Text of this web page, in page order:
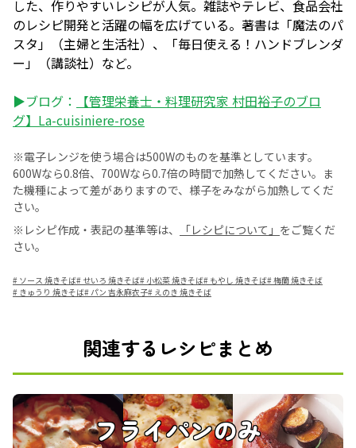
した、作りやすいレシピが人気。雑誌やテレビ、食品会社
のレシピ開発と活躍の幅を広げている。著書は「魔法のパ
スタ」（主婦と生活社）、「毎日使える！ハンドブレンダ
ー」（講談社）など。
▶ブログ：
【管理栄養士・料理研究家 村田裕子のブロ
グ】La-cuisiniere-rose
※電子レンジを使う場合は500Wのものを基準としています。
600Wなら0.8倍、700Wなら0.7倍の時間で加熱してください。ま
た機種によって差がありますので、様子をみながら加熱してくだ
さい。
※レシピ作成・表記の基準等は、
「レシピについて」 をご覧くだ
さい。
# ソース 焼きそば# せいろ 焼きそば# 小松菜 焼きそば# もやし 焼きそば#梅蘭 焼きそば
# きゅうり 焼きそば#パン 吉永麻衣子# えのき 焼きそば
関連するレシピまとめ
フライパンのみ